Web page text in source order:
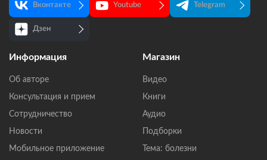
Вконтакте Youtube Telegram
Дзен
Информация
Об авторе
Консультация и прием
Сотрудничество
Новости
Мобильное приложение
Магазин
Видео
Книги
Аудио
Подборки
Тема: болезни